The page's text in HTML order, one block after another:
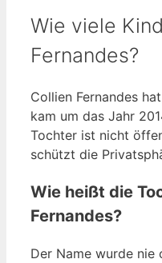
Wie viele
Fernandes?
Collien Fernandes
kam um das Jahr
Tochter ist nicht
schützt die
Wie heißt die
Fernandes?
Der Name wurde